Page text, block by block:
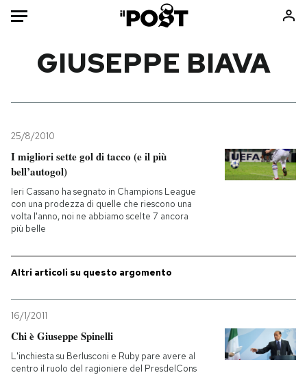
Mondo
Politica
Tecnologia
Internet
Scienza
Cultura
Economia
Sport
Consumismi
Ok Boomer!
Media
Altrecose
PODCAST
GIUSEPPE BIAVA
25/8/2010
I migliori sette gol di tacco (e il più
bell’autogol)
Ieri Cassano ha segnato in Champions League
con una prodezza di quelle che riescono una
volta l'anno, noi ne abbiamo scelte 7 ancora
più belle
Altri articoli su questo argomento
16/1/2011
Chi è Giuseppe Spinelli
L'inchiesta su Berlusconi e Ruby pare avere al
centro il ruolo del ragioniere del PresdelCons